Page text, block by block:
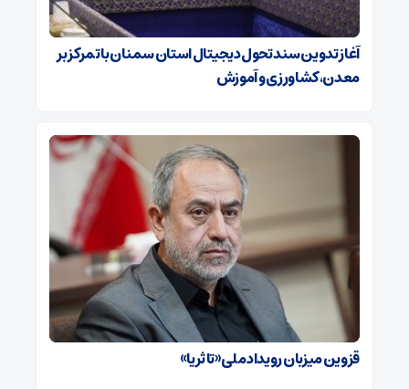
آغاز تدوین سند تحول دیجیتال استان سمنان با تمرکز بر
معدن، کشاورزی و آموزش
قزوین میزبان رویداد ملی «تا ثریا»